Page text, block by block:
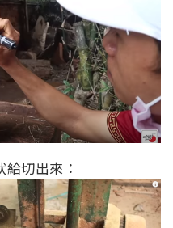
切出來：